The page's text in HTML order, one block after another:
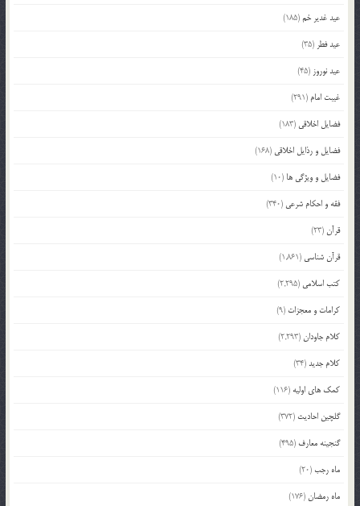
عید غدیر خم(185)
عید فطر (35)
عید نوروز (45)
غیبت امام (291)
فضایل اخلاقی (183)
فضایل و رذایل اخلاقی (168)
فضایل و ویژگی ها (10)
فقه و احکام شرعی (340)
قرآن(23)
قرآن شناسی (1,861)
کتب اسلامی (2,295)
کرامات و معجزات (9)
کلام جاودان(2,293)
کلام جدید(34)
کمک های اولیه (116)
گلچین احادیث (372)
گنجینه معارف (495)
ماه رجب(20)
ماه رمضان(176)